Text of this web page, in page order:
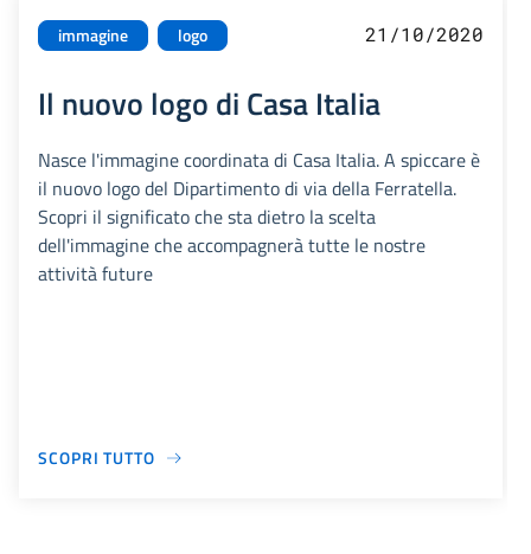
immagine logo 21/10/2020
Il nuovo logo di Casa Italia
Nasce l'immagine coordinata di Casa Italia. A spiccare è
il nuovo logo del Dipartimento di via della Ferratella.
Scopri il significato che sta dietro la scelta
dell'immagine che accompagnerà tutte le nostre
attività future
SCOPRI TUTTO